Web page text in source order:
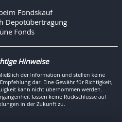
Fondskauf
Depotübertragung
Fonds
Hinweise
der Information und stellen keine
dar. Eine Gewähr für Richtigkeit,
kann nicht übernommen werden.
lassen keine Rückschlüsse auf
in der Zukunft zu.